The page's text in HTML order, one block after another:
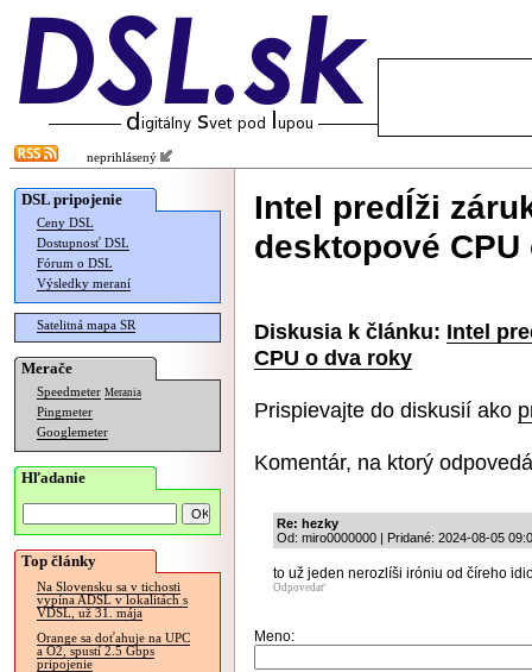
neprihlásený
DSL pripojenie
Ceny DSL
Dostupnosť DSL
Fórum o DSL
Výsledky meraní
Satelitná mapa SR
Merače
Speedmeter Merania
Pingmeter
Googlemeter
Hľadanie
Top články
Na Slovensku sa v tichosti
vypína ADSL v lokalitách s
VDSL, už 31. mája
Orange sa doťahuje na UPC
a O2, spustí 2.5 Gbps
pripojenie
Intel predĺži
desktopové
Diskusia k článku: Intel
CPU o dva roky
Prispievajte do diskusií ako
Komentár, na ktorý
Re: hezky
Od: miro0000000 | Pridané: 2024-08-05
to už jeden nerozlíši iróniu od číreho
Odpovedať
Meno: